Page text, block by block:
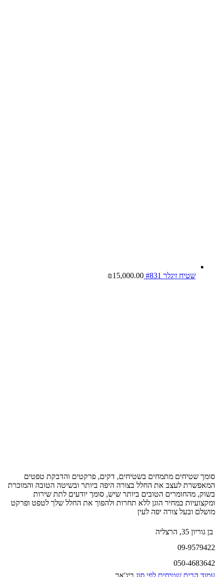
שטיח זיגלר #831 ₪15,000.00
סומך שטיחים מתמחים בשטיחים, דקים, פרקטים והדבקת טפטים
המאפשרת לעצב את החלל בצורה היפה ביותר ובשיטה הטובה והמוכרת
בשוק, מהחומרים הטובים ביותר שיש, סומך יודעים לתת שירות
ומקצועיות במחיר הוגן ללא תחרות ולהפוך את החלל שלך לטפט ופרקט
מושלם ובעל צורה יפה לעין
בן גוריון 35, הרצליה
09-9579422
050-4683642
עמוד הבית שטיחים לפי סוג ביג'אר